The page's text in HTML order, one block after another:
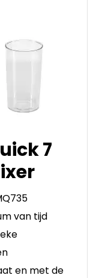
7
van tijd
en met de